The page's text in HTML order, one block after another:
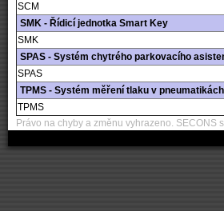
SCM
SMK - Řídicí jednotka Smart Key
SMK
SPAS - Systém chytrého parkovacího
SPAS
TPMS - Systém měření tlaku v pneumatikách
TPMS
Právo na chyby a změnu vyhrazeno.